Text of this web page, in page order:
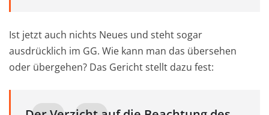
Ist jetzt auch nichts Neues und steht sogar
ausdrücklich im GG. Wie kann man das übersehen
oder übergehen? Das Gericht stellt dazu fest: